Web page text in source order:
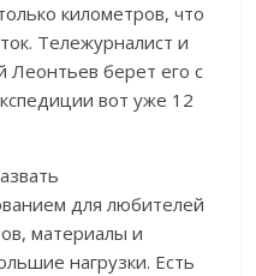
километров, что
Тележурналист и
Леонтьев берет его с
вот уже 12
для любителей
материалы и
нагрузки. Есть